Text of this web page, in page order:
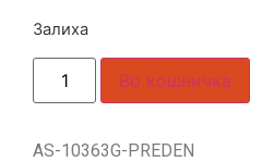
Залиха
Во кошничка
AS-10363G-PREDEN